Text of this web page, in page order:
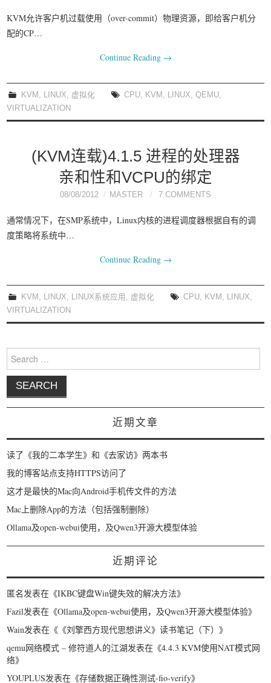
KVM允许客户机过载使用（over-commit）物理资源，即给客户机分
配的CP…
Continue Reading →
KVM , LINUX, 虚拟化 CPU, KVM , LINUX,QEMU,
VIRTUALIZATION
(KVM连载)4.1.5 进程的处理器
亲和性和VCPU的绑定
08/08/2012 MASTER 7 COMMENTS
通常情况下，在SMP系统中，Linux内核的进程调度器根据自有的调
度策略将系统中…
Continue Reading →
KVM LINUX LINUX系统应用 虚拟化 CPU KVM LINUX
VIRTUALIZATION
Search for:
近期文章
读了《我的二本学生》和《去家访》两本书
我的博客站点支持HTTPS访问了
这才是最快的Mac向Android手机传文件的方法
Mac上删除App的方法（包括强制删除）
Ollama及open-webui使用，及Qwen3开源大模型体验
近期评论
匿名发表在《IKBC键盘Win键失效的解决方法》
Fazil发表在《Ollama及open-webui使用，及Qwen3开源大模型体验》
Wain发表在《 《刘擎西方现代思想讲义》读书笔记（下）》
qemu网络模式 – 修符道人的江湖发表在《4.4.3 KVM使用NAT模式网
络》
YOUPLUS发表在《存储数据正确性测试-fio-verify》